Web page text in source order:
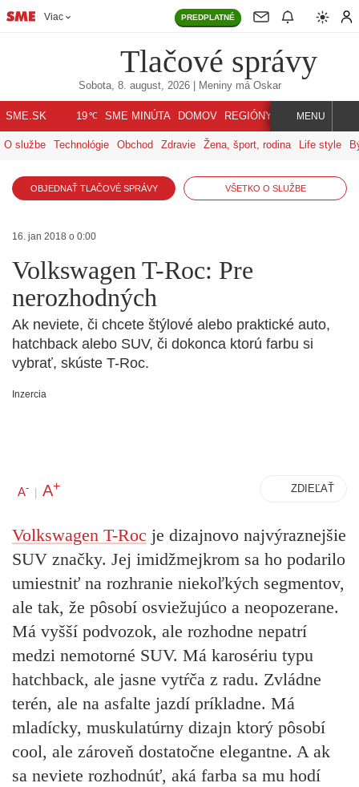
Viac PREDPLATNÉ
Tlačové správy
Sobota, 8. august, 2026| Meniny má Oskar
SME.SK 19℃ SME MINÚTA DOMOV REGIÓNY INDEX SVET
MENU
O službe Technológie Obchod Zdravie Žena, šport, rodina Life style
OBJEDNAŤ TLAČOVÉ SPRÁVY VŠETKO O SLUŽBE
16. jan 2018 o 0:00
Volkswagen T-Roc: Pre
nerozhodných
Ak neviete, či chcete štýlové alebo praktické auto,
hatchback alebo SUV, či dokonca ktorú farbu si
vybrať, skúste T-Roc.
Inzercia
A- | A+ ZDIEĽAŤ
Volkswagen T-Roc je dizajnovo najvýraznejšie
SUV značky. Jej imidžmejkrom sa ho podarilo
umiestniť na rozhranie niekoľkých segmentov,
ale tak, že pôsobí osviežujúco a neopozerane.
Má vyšší podvozok, ale rozhodne nepatrí
medzi nemotorné SUV. Má karosériu typu
hatchback, ale jasne vytŕča z radu. Zvládne
terén, ale na asfalte jazdí príkladne. Má
mladícky, muskulatúrny dizajn ktorý pôsobí
cool, ale zároveň dostatočne elegantne. A ak
sa neviete rozhodnúť, aká farba sa mu hodí